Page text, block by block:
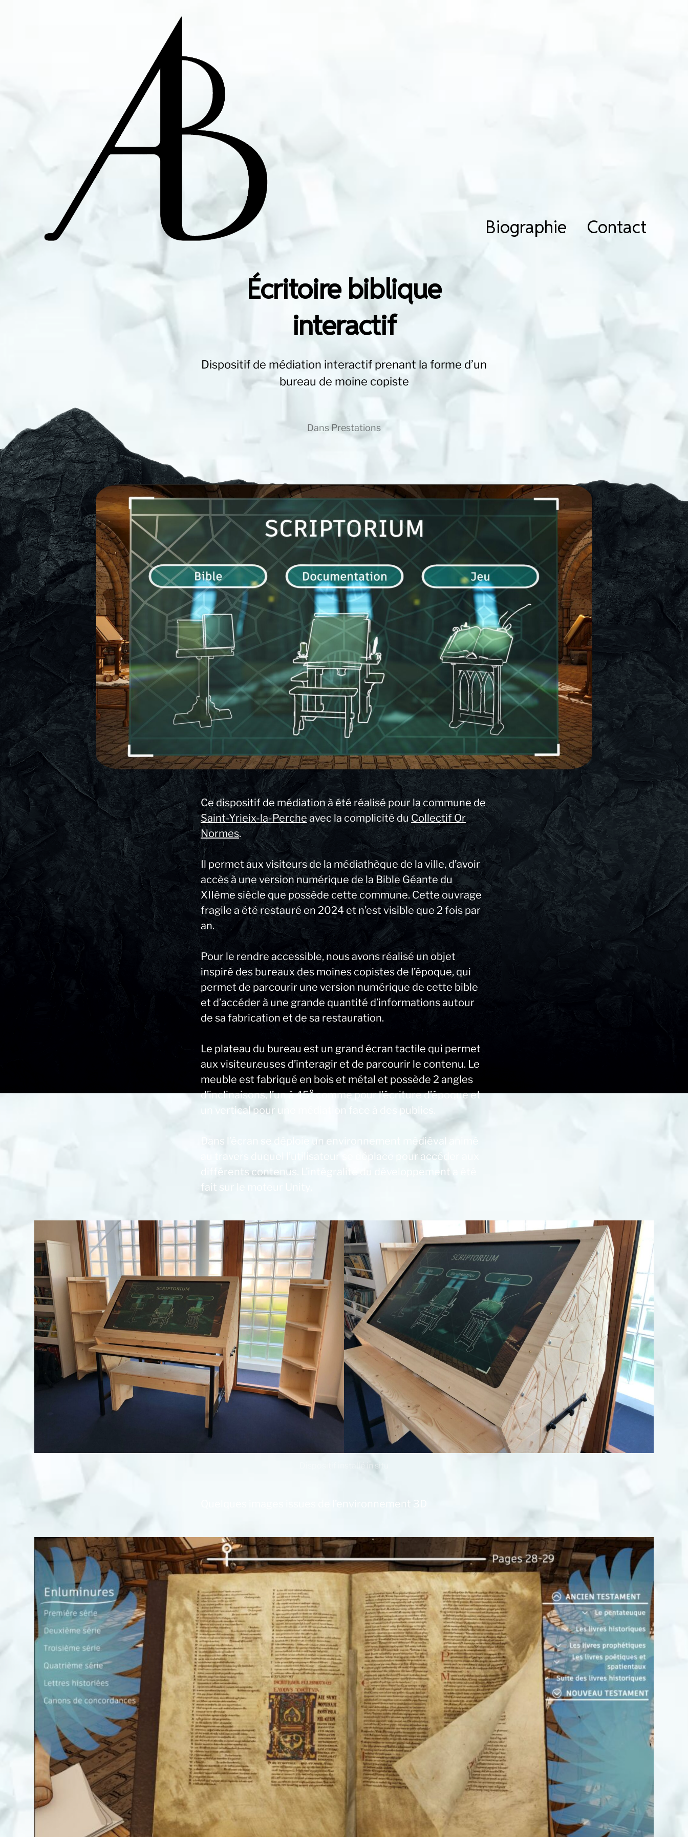
Alex Bourgeois - Artiste et
Ingénieur
Biographie Contact
Écritoire biblique
interactif
Dispositif de médiation interactif prenant la forme d’un
bureau de moine copiste
Dans Prestations
Ce dispositif de médiation à été réalisé pour la commune de
Saint-Yrieix-la-Percheavec la complicité duCollectif Or
Normes.
Il permet aux visiteurs de la médiathèque de la ville, d’avoir
accès à une version numérique de la Bible Géante du
XIIème siècle que possède cette commune. Cette ouvrage
fragile a été restauré en 2024 et n’est visible que 2 fois par
an.
Pour le rendre accessible, nous avons réalisé un objet
inspiré des bureaux des moines copistes de l’époque, qui
permet de parcourir une version numérique de cette bible
et d’accéder à une grande quantité d’informations autour
de sa fabrication et de sa restauration.
Le plateau du bureau est un grand écran tactile qui permet
aux visiteur.euses d’interagir et de parcourir le contenu. Le
meuble est fabriqué en bois et métal et possède 2 angles
d’inclinaisons, l’un à 45° comme pour l’écriture d’époque et
un vertical pour une médiation face à des publics.
Dans l’écran se déploie un environnement médiéval animé
au travers duquel l’utilisateur se déplace pour accéder aux
différents contenus. L’intégralité du développement a été
fait sur le moteur Unity.
Dispositif installé in situ
Quelques images issues de l’environnement 3D